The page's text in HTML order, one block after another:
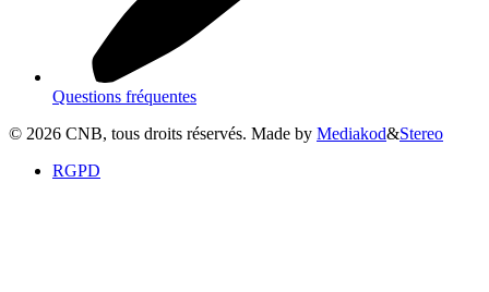
Questions fréquentes
© 2026 CNB, tous droits réservés. Made by Mediakod&Stereo
RGPD